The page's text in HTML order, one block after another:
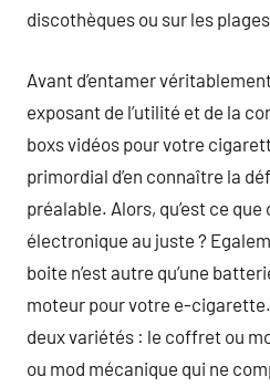
discothèques ou sur les
Avant d’entamer
exposant de l’utilité et de la
boxs vidéos pour votre
primordial d’en connaître la
préalable. Alors, qu’est ce que
électronique au juste ?
boite n’est autre qu’une
moteur pour votre e-cigarette.
deux variétés : le coffret ou
ou mod mécanique qui ne